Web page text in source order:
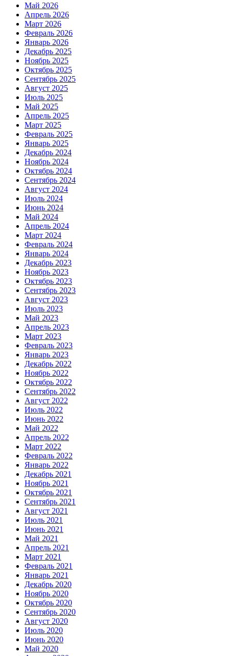
Май 2026
Апрель 2026
Март 2026
Февраль 2026
Январь 2026
Декабрь 2025
Ноябрь 2025
Октябрь 2025
Сентябрь 2025
Август 2025
Июль 2025
Май 2025
Апрель 2025
Март 2025
Февраль 2025
Январь 2025
Декабрь 2024
Ноябрь 2024
Октябрь 2024
Сентябрь 2024
Август 2024
Июль 2024
Июнь 2024
Май 2024
Апрель 2024
Март 2024
Февраль 2024
Январь 2024
Декабрь 2023
Ноябрь 2023
Октябрь 2023
Сентябрь 2023
Август 2023
Июль 2023
Май 2023
Апрель 2023
Март 2023
Февраль 2023
Январь 2023
Декабрь 2022
Ноябрь 2022
Октябрь 2022
Сентябрь 2022
Август 2022
Июль 2022
Июнь 2022
Май 2022
Апрель 2022
Март 2022
Февраль 2022
Январь 2022
Декабрь 2021
Ноябрь 2021
Октябрь 2021
Сентябрь 2021
Август 2021
Июль 2021
Июнь 2021
Май 2021
Апрель 2021
Март 2021
Февраль 2021
Январь 2021
Декабрь 2020
Ноябрь 2020
Октябрь 2020
Сентябрь 2020
Август 2020
Июль 2020
Июнь 2020
Май 2020